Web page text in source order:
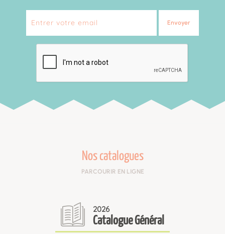
Envoyer
Nos catalogues
PARCOURIR EN LIGNE
2026
Catalogue Général